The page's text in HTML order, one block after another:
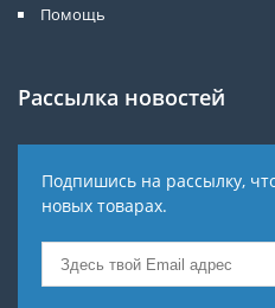
Помощь
Рассылка новостей
Подпишись на рассылку,
новых товарах.